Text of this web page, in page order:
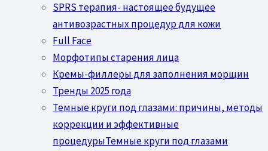
SPRS терапия- настоящее будущее
антивозрастных процедур для кожи
Full Face
Морфотипы старения лица
Кремы-филлеры для заполнения морщин
Тренды 2025 года
Темные круги под глазами: причины, методы
коррекции и эффективные
процедурыТемные круги под глазами